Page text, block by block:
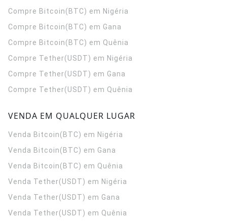
Compre Bitcoin(BTC) em Nigéria
Compre Bitcoin(BTC) em Gana
Compre Bitcoin(BTC) em Quênia
Compre Tether(USDT) em Nigéria
Compre Tether(USDT) em Gana
Compre Tether(USDT) em Quênia
VENDA EM QUALQUER LUGAR
Venda Bitcoin(BTC) em Nigéria
Venda Bitcoin(BTC) em Gana
Venda Bitcoin(BTC) em Quênia
Venda Tether(USDT) em Nigéria
Venda Tether(USDT) em Gana
Venda Tether(USDT) em Quênia